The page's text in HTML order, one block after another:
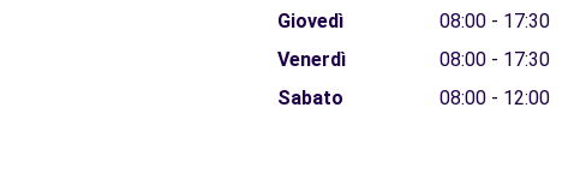
Giovedì
08:00 - 17:30
Venerdì
08:00 - 17:30
Sabato
08:00 - 12:00